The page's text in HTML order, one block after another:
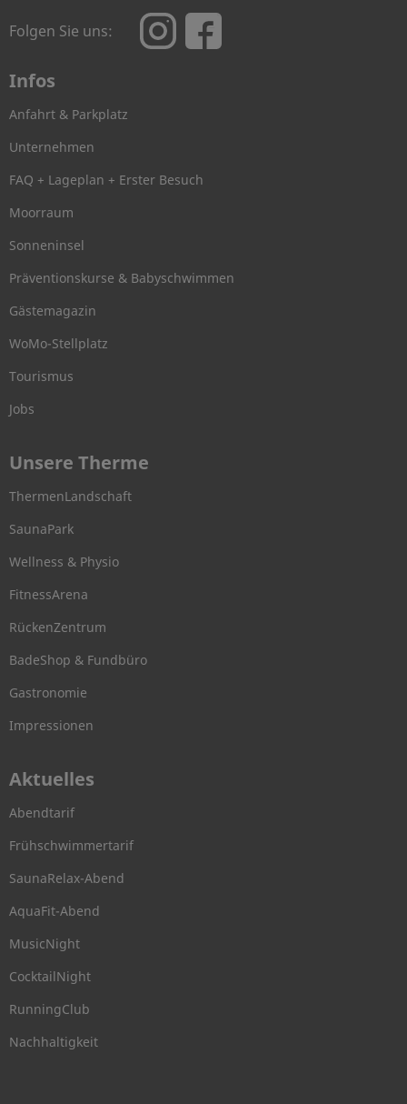
Folgen Sie uns:
Infos
Anfahrt & Parkplatz
Unternehmen
FAQ + Lageplan + Erster Besuch
Moorraum
Sonneninsel
Präventionskurse & Babyschwimmen
Gästemagazin
WoMo-Stellplatz
Tourismus
Jobs
Unsere Therme
ThermenLandschaft
SaunaPark
Wellness & Physio
FitnessArena
RückenZentrum
BadeShop & Fundbüro
Gastronomie
Impressionen
Aktuelles
Abendtarif
Frühschwimmertarif
SaunaRelax-Abend
AquaFit-Abend
MusicNight
CocktailNight
RunningClub
Nachhaltigkeit